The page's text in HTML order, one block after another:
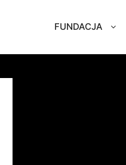
FUNDACJA